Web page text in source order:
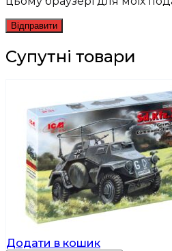
Супутні товари
Додати в кошик